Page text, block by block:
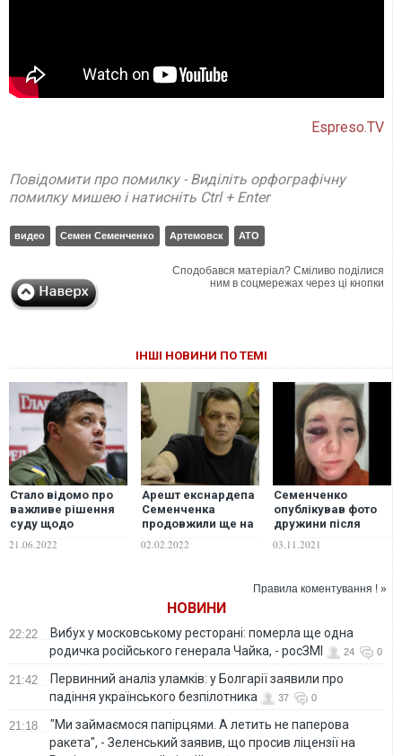
Espreso.TV
Повідомити про помилку - Виділіть орфографічну
помилку мишею і натисніть Ctrl + Enter
видео Семен Семенченко Артемовск АТО
Сподобався матеріал? Сміливо поділися
ним в соцмережах через ці кнопки
ІНШІ НОВИНИ ПО ТЕМІ
Стало відомо про
важливе рішення
суду щодо
21.06.2022
Арешт екснардепа
Семенченка
продовжили ще на
02.02.2022
Семенченко
опублікував фото
дружини після
та розповів про
03.11.2021
Правила коментування ! »
НОВИНИ
22:22
Вибух у московському ресторані: померла ще одна
родичка російського генерала Чайка, - росЗМІ
24 0
21:42
Первинний аналіз уламків: у Болгарії заявили про
падіння українського безпілотника
37 0
21:18
"Ми займаємося папірцями. А летить не паперова
ракета", - Зеленський заявив, що просив ліцензії на